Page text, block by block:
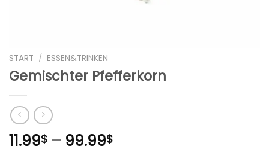
START / ESSEN&TRINKEN
Gemischter Pfefferkorn
11.99$ – 99.99$Preisspanne: